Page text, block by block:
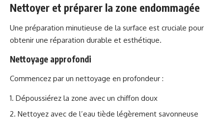
Nettoyer et préparer la zone endommagée
Une préparation minutieuse de la surface est cruciale pour
obtenir une réparation durable et esthétique.
Nettoyage approfondi
Commencez par un nettoyage en profondeur :
Dépoussiérez la zone avec un chiffon doux
Nettoyez avec de l’eau tiède légèrement savonneuse